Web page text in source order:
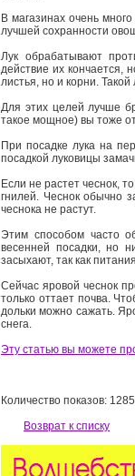
В магазинах очень
лучшей сохранности
Лук обрабатывают
действие их кончается,
листья, но и корни.
Для этих целей лучше
такое мощное) вы тоже
При посадке лука на
посадкой луковицы
Если не растет чеснок,
гнилей. Чеснок обычно
чеснока не растут.
Этим способом часто
весенней посадки, но
засыхают, так как
Сейчас яровой чеснок
только оттает почва.
дольки можно сажать.
снега.
Эту статью вы можете
Количество показов:
Возврат к списку